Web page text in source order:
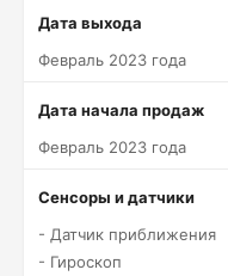
Дата выхода
Февраль 2023 года
Дата начала продаж
Февраль 2023 года
Сенсоры и датчики
- Датчик приближения
- Гироскоп